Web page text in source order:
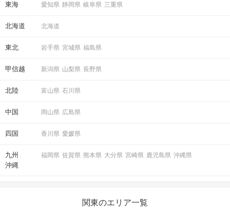
東海 愛知県 静岡県 岐阜県 三重県
北海道 北海道
東北 岩手県 宮城県 福島県
甲信越 新潟県 山梨県 長野県
北陸 富山県 石川県
中国 岡山県 広島県
四国 香川県 愛媛県
九州
沖縄
福岡県 佐賀県 熊本県 大分県 宮崎県 鹿児島県 沖縄県
関東のエリア一覧